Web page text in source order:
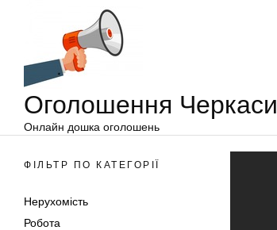
Оголошення Черкаси
Онлайн дошка оголошень
ФІЛЬТР ПО КАТЕГОРІЇ
Нерухомість
Робота